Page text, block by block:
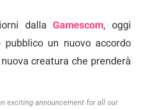
dalla Gamescom, oggi
pubblico un nuovo accordo
creatura che prenderà
exciting announcement for all our